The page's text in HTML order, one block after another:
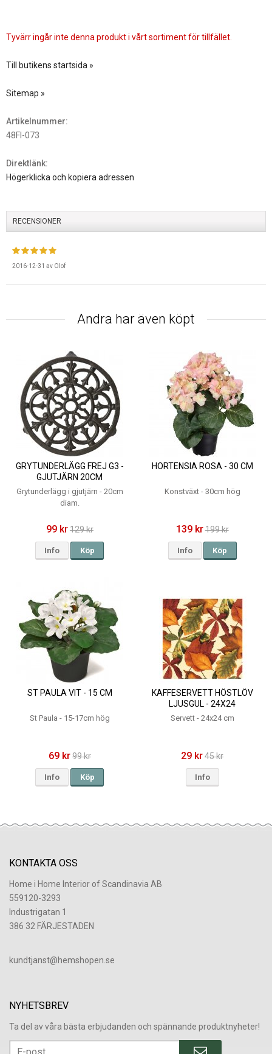
Tyvärr ingår inte denna produkt i vårt sortiment för tillfället.
Till butikens startsida »
Sitemap »
Artikelnummer:
48FI-073
Direktlänk:
Högerklicka och kopiera adressen
RECENSIONER
2016-12-31 av Olof
Andra har även köpt
GRYTUNDERLÄGG FREJ G3 -
GJUTJÄRN 20CM
Grytunderlägg i gjutjärn - 20cm
diam.
99 kr129 kr
Info Köp
HORTENSIA ROSA - 30 CM
Konstväxt - 30cm hög
139 kr199 kr
Info Köp
ST PAULA VIT - 15 CM
St Paula - 15-17cm hög
69 kr99 kr
Info Köp
KAFFESERVETT HÖSTLÖV
LJUSGUL - 24X24
Servett - 24x24 cm
29 kr45 kr
Info
KONTAKTA OSS
Home i Home Interior of Scandinavia AB
559120-3293
Industrigatan 1
386 32 FÄRJESTADEN
​kundtjanst@hemshopen.se
NYHETSBREV
Ta del av våra bästa erbjudanden och spännande produktnyheter!